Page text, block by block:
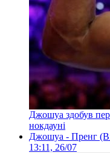
Джошуа здобув
нокдауні
Джошуа - Пренг
13:11, 26/07